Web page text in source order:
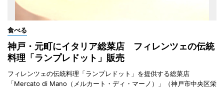
食べる
神戸・元町にイタリア総菜店 フィレンツェの伝統
料理「ランプレドット」販売
フィレンツェの伝統料理「ランプレドット」を提供する総菜店
「Mercato di Mano（メルカート・ディ・マーノ）」（神戸市中央区栄